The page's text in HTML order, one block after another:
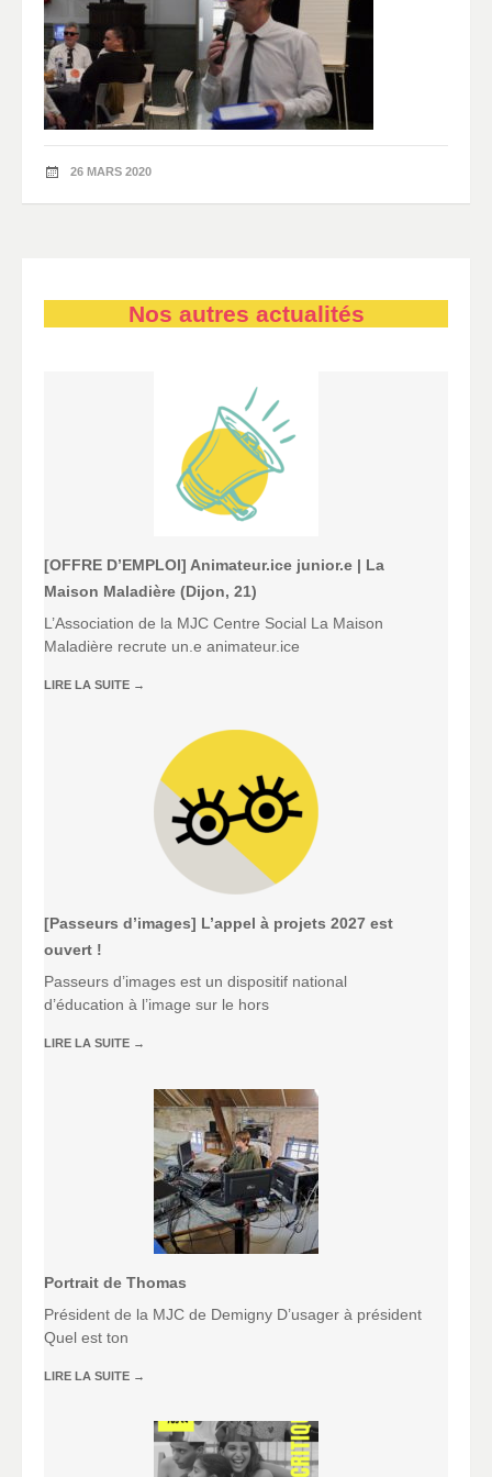
26 MARS 2020
Nos autres actualités
[OFFRE D’EMPLOI] Animateur.ice junior.e | La
Maison Maladière (Dijon, 21)
L’Association de la MJC Centre Social La Maison
Maladière recrute un.e animateur.ice
LIRE LA SUITE →
[Passeurs d’images] L’appel à projets 2027 est
ouvert !
Passeurs d’images est un dispositif national
d’éducation à l’image sur le hors
LIRE LA SUITE →
Portrait de Thomas
Président de la MJC de Demigny D’usager à président
Quel est ton
LIRE LA SUITE →